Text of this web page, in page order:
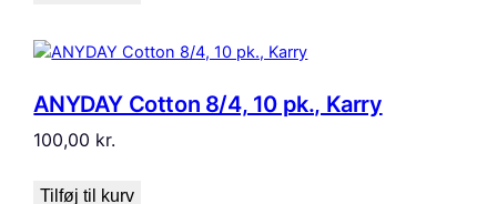
ANYDAY Cotton 8/4, 10 pk., Karry
100,00 kr.
Tilføj til kurv